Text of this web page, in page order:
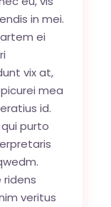
in mei.
ei
vix at,
mea
id.
purto
veritus